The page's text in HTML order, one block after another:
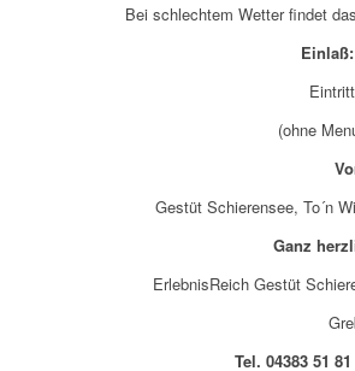
Bei schlechtem Wetter findet
(ohne
Gestüt Schierensee, To´n
Ganz
ErlebnisReich Gestüt
Tel. 04383 51